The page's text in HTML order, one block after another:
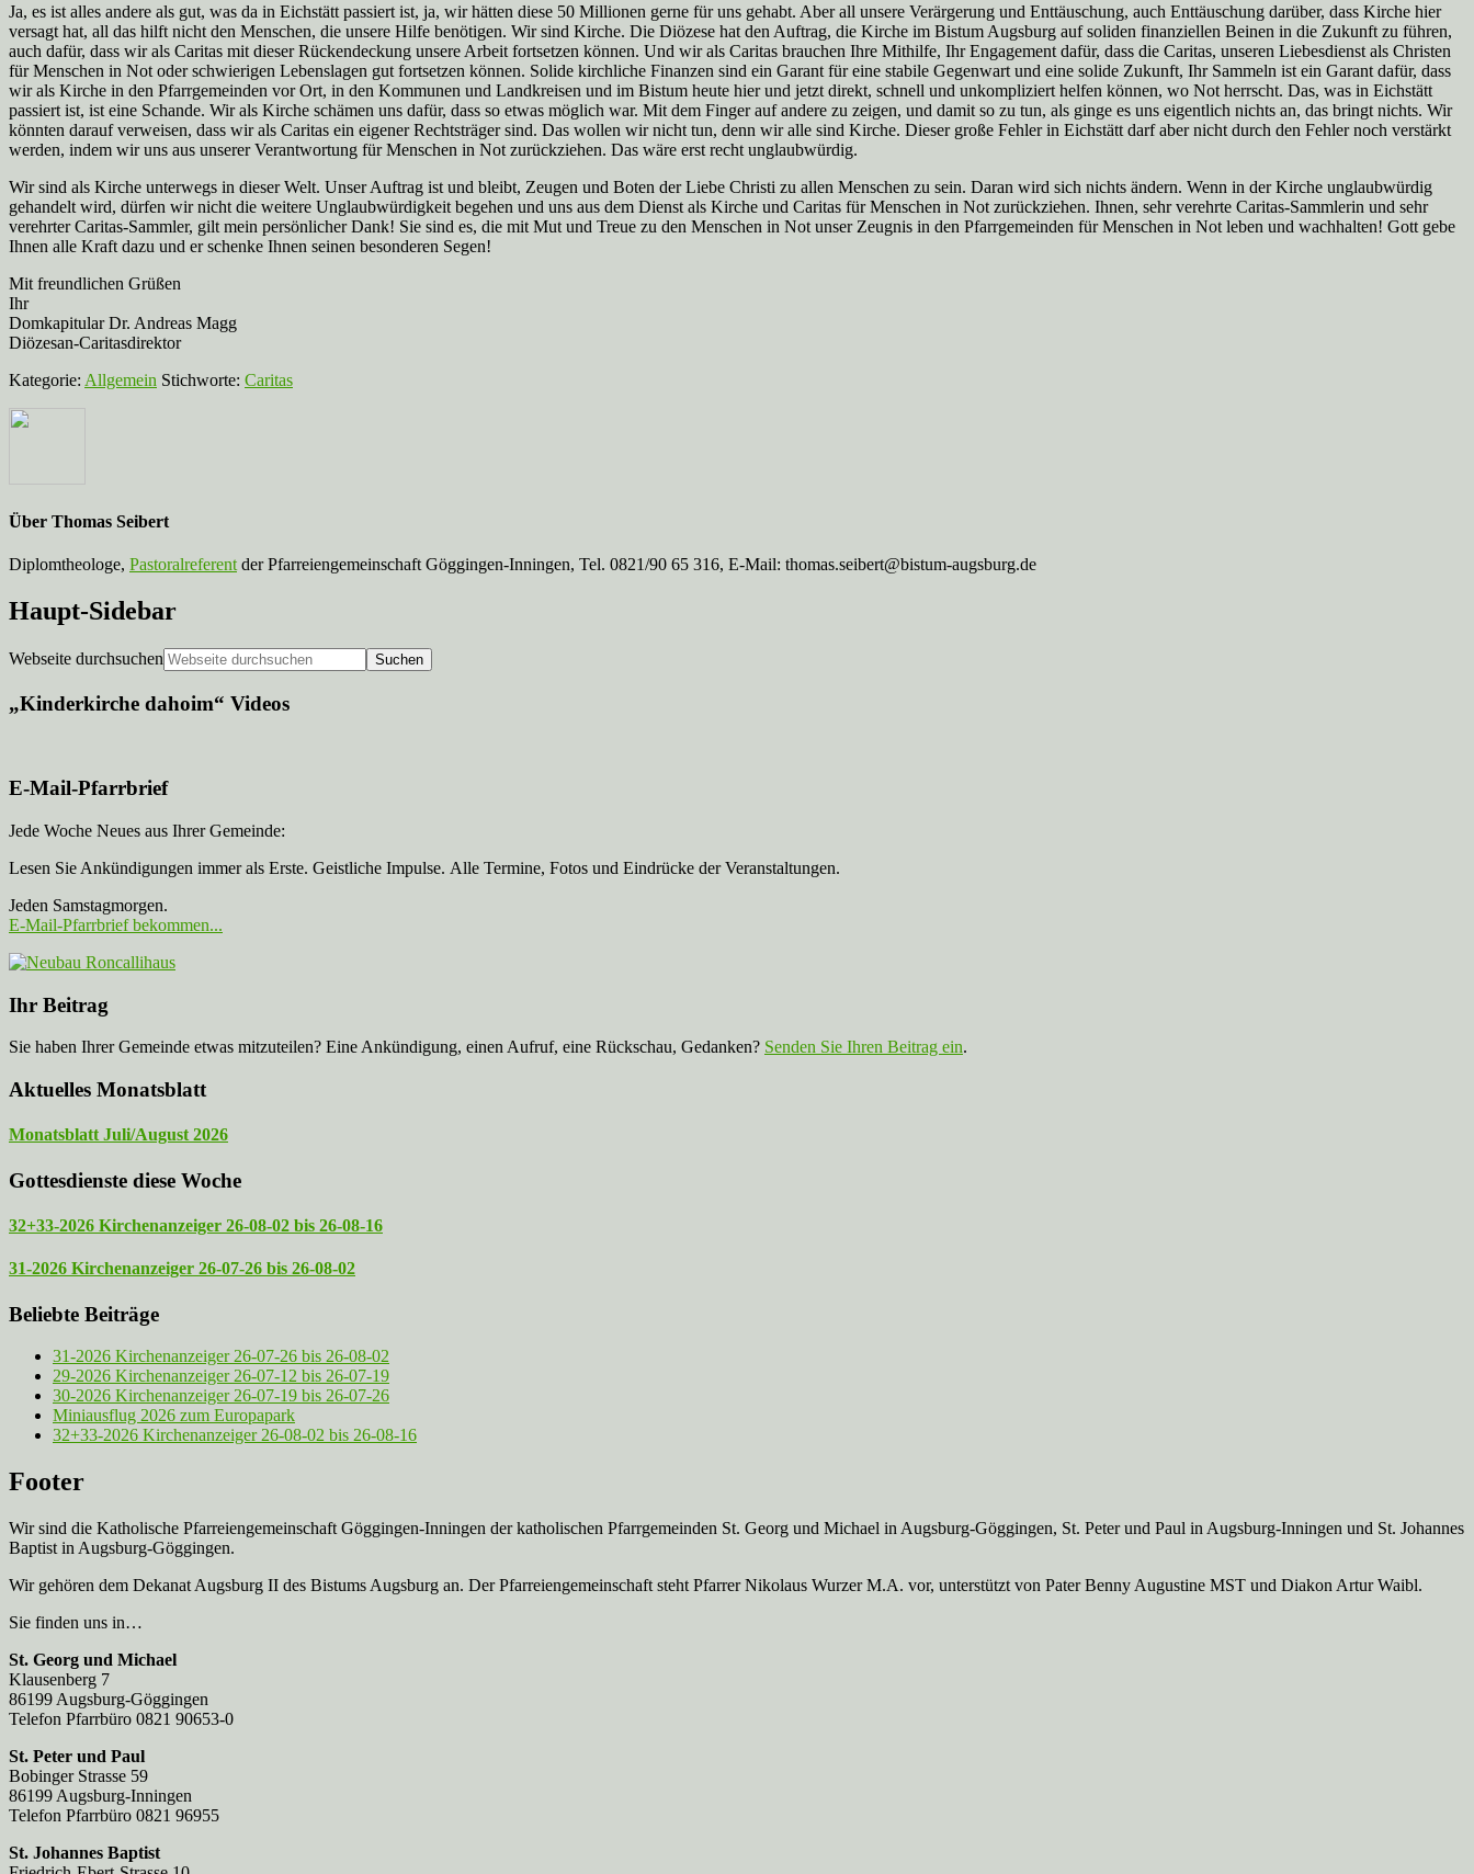
Ja, es ist alles andere als gut, was da in Eichstätt passiert ist, ja, wir hätten diese 50 Millionen gerne für uns gehabt. Aber all unsere Verärgerung und Enttäuschung, auch Enttäuschung darüber, dass Kirche hier
versagt hat, all das hilft nicht den Menschen, die unsere Hilfe benötigen. Wir sind Kirche. Die Diözese hat den Auftrag, die Kirche im Bistum Augsburg auf soliden finanziellen Beinen in die Zukunft zu führen,
auch dafür, dass wir als Caritas mit dieser Rückendeckung unsere Arbeit fortsetzen können. Und wir als Caritas brauchen Ihre Mithilfe, Ihr Engagement dafür, dass die Caritas, unseren Liebesdienst als Christen
für Menschen in Not oder schwierigen Lebenslagen gut fortsetzen können. Solide kirchliche Finanzen sind ein Garant für eine stabile Gegenwart und eine solide Zukunft, Ihr Sammeln ist ein Garant dafür, dass
wir als Kirche in den Pfarrgemeinden vor Ort, in den Kommunen und Landkreisen und im Bistum heute hier und jetzt direkt, schnell und unkompliziert helfen können, wo Not herrscht. Das, was in Eichstätt
passiert ist, ist eine Schande. Wir als Kirche schämen uns dafür, dass so etwas möglich war. Mit dem Finger auf andere zu zeigen, und damit so zu tun, als ginge es uns eigentlich nichts an, das bringt nichts. Wir
könnten darauf verweisen, dass wir als Caritas ein eigener Rechtsträger sind. Das wollen wir nicht tun, denn wir alle sind Kirche. Dieser große Fehler in Eichstätt darf aber nicht durch den Fehler noch verstärkt
werden, indem wir uns aus unserer Verantwortung für Menschen in Not zurückziehen. Das wäre erst recht unglaubwürdig.
Wir sind als Kirche unterwegs in dieser Welt. Unser Auftrag ist und bleibt, Zeugen und Boten der Liebe Christi zu allen Menschen zu sein. Daran wird sich nichts ändern. Wenn in der Kirche unglaubwürdig
gehandelt wird, dürfen wir nicht die weitere Unglaubwürdigkeit begehen und uns aus dem Dienst als Kirche und Caritas für Menschen in Not zurückziehen. Ihnen, sehr verehrte Caritas-Sammlerin und sehr
verehrter Caritas-Sammler, gilt mein persönlicher Dank! Sie sind es, die mit Mut und Treue zu den Menschen in Not unser Zeugnis in den Pfarrgemeinden für Menschen in Not leben und wachhalten! Gott gebe
Ihnen alle Kraft dazu und er schenke Ihnen seinen besonderen Segen!
Mit freundlichen Grüßen
Ihr
Domkapitular Dr. Andreas Magg
Diözesan-Caritasdirektor
Kategorie: Allgemein Stichworte: Caritas
Über Thomas Seibert
Diplomtheologe, Pastoralreferent der Pfarreiengemeinschaft Göggingen-Inningen, Tel. 0821/90 65 316, E-Mail: thomas.seibert@bistum-augsburg.de
Haupt-Sidebar
Webseite durchsuchen
„Kinderkirche dahoim“ Videos
E-Mail-Pfarrbrief
Jede Woche Neues aus Ihrer Gemeinde:
Lesen Sie Ankündigungen immer als Erste. Geistliche Impulse. Alle Termine, Fotos und Eindrücke der Veranstaltungen.
Jeden Samstagmorgen.
E-Mail-Pfarrbrief bekommen...
Ihr Beitrag
Sie haben Ihrer Gemeinde etwas mitzuteilen? Eine Ankündigung, einen Aufruf, eine Rückschau, Gedanken? Senden Sie Ihren Beitrag ein.
Aktuelles Monatsblatt
Monatsblatt Juli/August 2026
Gottesdienste diese Woche
32+33-2026 Kirchenanzeiger 26-08-02 bis 26-08-16
31-2026 Kirchenanzeiger 26-07-26 bis 26-08-02
Beliebte Beiträge
31-2026 Kirchenanzeiger 26-07-26 bis 26-08-02
29-2026 Kirchenanzeiger 26-07-12 bis 26-07-19
30-2026 Kirchenanzeiger 26-07-19 bis 26-07-26
Miniausflug 2026 zum Europapark
32+33-2026 Kirchenanzeiger 26-08-02 bis 26-08-16
Footer
Wir sind die Katholische Pfarreien­gemeinschaft Göggingen-Inningen der katholischen Pfarrgemeinden St. Georg und Michael in Augsburg-Göggingen, St. Peter und Paul in Augsburg-Inningen und St. Johannes
Baptist in Augsburg-Göggingen.
Wir gehören dem Dekanat Augsburg II des Bistums Augsburg an. Der Pfarreien­gemeinschaft steht Pfarrer Nikolaus Wurzer M.A. vor, unterstützt von Pater Benny Augustine MST und Diakon Artur Waibl.
Sie finden uns in…
St. Georg und Michael
Klausenberg 7
86199 Augsburg-Göggingen
Telefon Pfarrbüro 0821 90653-0
St. Peter und Paul
Bobinger Strasse 59
86199 Augsburg-Inningen
Telefon Pfarrbüro 0821 96955
St. Johannes Baptist